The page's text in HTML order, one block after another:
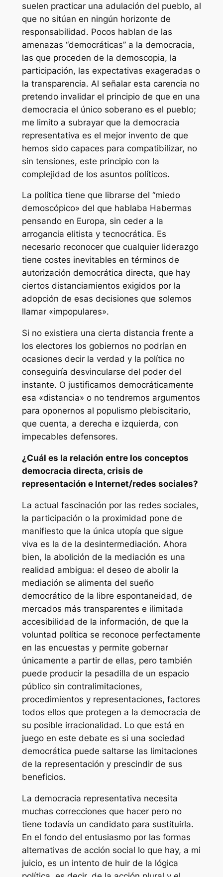
suelen practicar una adulación del pueblo, al
que no sitúan en ningún horizonte de
responsabilidad. Pocos hablan de las
amenazas “democráticas” a la democracia,
las que proceden de la demoscopia, la
participación, las expectativas exageradas o
la transparencia. Al señalar esta carencia no
pretendo invalidar el principio de que en una
democracia el único soberano es el pueblo;
me limito a subrayar que la democracia
representativa es el mejor invento de que
hemos sido capaces para compatibilizar, no
sin tensiones, este principio con la
complejidad de los asuntos políticos.
La política tiene que librarse del “miedo
demoscópico» del que hablaba Habermas
pensando en Europa, sin ceder a la
arrogancia elitista y tecnocrática. Es
necesario reconocer que cualquier liderazgo
tiene costes inevitables en términos de
autorización democrática directa, que hay
ciertos distanciamientos exigidos por la
adopción de esas decisiones que solemos
llamar «impopulares».
Si no existiera una cierta distancia frente a
los electores los gobiernos no podrían en
ocasiones decir la verdad y la política no
conseguiría desvincularse del poder del
instante. O justificamos democráticamente
esa «distancia» o no tendremos argumentos
para oponernos al populismo plebiscitario,
que cuenta, a derecha e izquierda, con
impecables defensores.
¿Cuál es la relación entre los conceptos
democracia directa, crisis de
representación e Internet/redes sociales?
La actual fascinación por las redes sociales,
la participación o la proximidad pone de
manifiesto que la única utopía que sigue
viva es la de la desintermediación. Ahora
bien, la abolición de la mediación es una
realidad ambigua: el deseo de abolir la
mediación se alimenta del sueño
democrático de la libre espontaneidad, de
mercados más transparentes e ilimitada
accesibilidad de la información, de que la
voluntad política se reconoce perfectamente
en las encuestas y permite gobernar
únicamente a partir de ellas, pero también
puede producir la pesadilla de un espacio
público sin contralimitaciones,
procedimientos y representaciones, factores
todos ellos que protegen a la democracia de
su posible irracionalidad. Lo que está en
juego en este debate es si una sociedad
democrática puede saltarse las limitaciones
de la representación y prescindir de sus
beneficios.
La democracia representativa necesita
muchas correcciones que hacer pero no
tiene todavía un candidato para sustituirla.
En el fondo del entusiasmo por las formas
alternativas de acción social lo que hay, a mi
juicio, es un intento de huir de la lógica